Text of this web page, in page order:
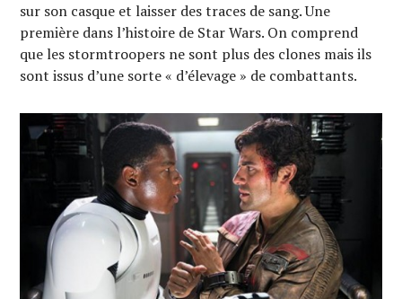
sur son casque et laisser des traces de sang. Une
première dans l’histoire de Star Wars. On comprend
que les stormtroopers ne sont plus des clones mais ils
sont issus d’une sorte « d’élevage » de combattants.